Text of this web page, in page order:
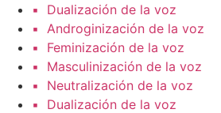
▪️ Dualización de la voz
▪️ Androginización de la voz
▪️ Feminización de la voz
▪️ Masculinización de la voz
▪️ Neutralización de la voz
▪️ Dualización de la voz